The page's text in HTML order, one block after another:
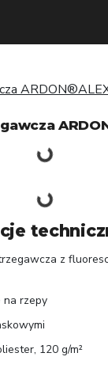
z
na rzepy
120 g/m²